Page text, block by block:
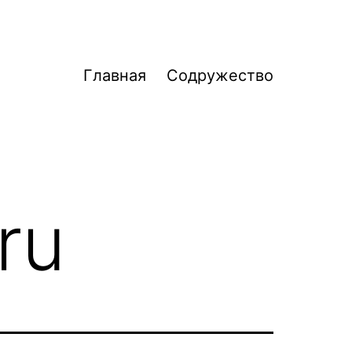
Главная Содружество